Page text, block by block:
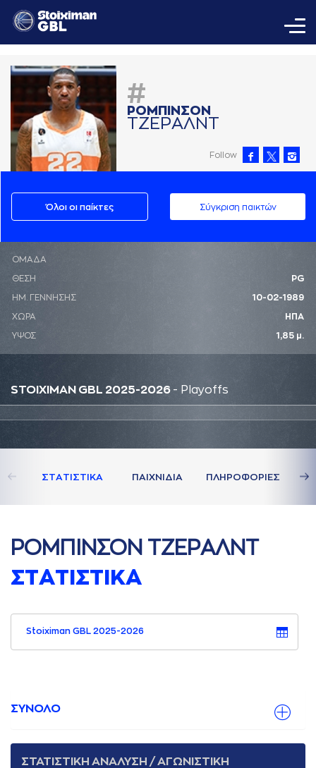
#
ΡΟΜΠΙΝΣΟΝ
ΤΖΕΡAΛΝΤ
Follow
Όλοι οι παίκτες Σύγκριση παικτών
ΟΜΑΔΑ
ΘΕΣΗ PG
ΗΜ. ΓΕΝΝΗΣΗΣ 10-02-1989
ΧΩΡΑ ΗΠΑ
ΥΨΟΣ 1,85 μ.
STOIXIMAN GBL 2025-2026 - Playoffs
ΣΤAΤΙΣΤΙΚA ΠAΙΧΝΙΔΙA ΠΛΗΡΟΦΟΡΙΕΣ
ΡΟΜΠΙΝΣΟΝ ΤΖΕΡAΛΝΤ
ΣΤAΤΙΣΤΙΚA
Stoiximan GBL 2025-2026
ΣΥΝΟΛΟ
ΣΤΑΤΙΣΤΙΚΗ ΑΝΑΛΥΣΗ / ΑΓΩΝΙΣΤΙΚΗ